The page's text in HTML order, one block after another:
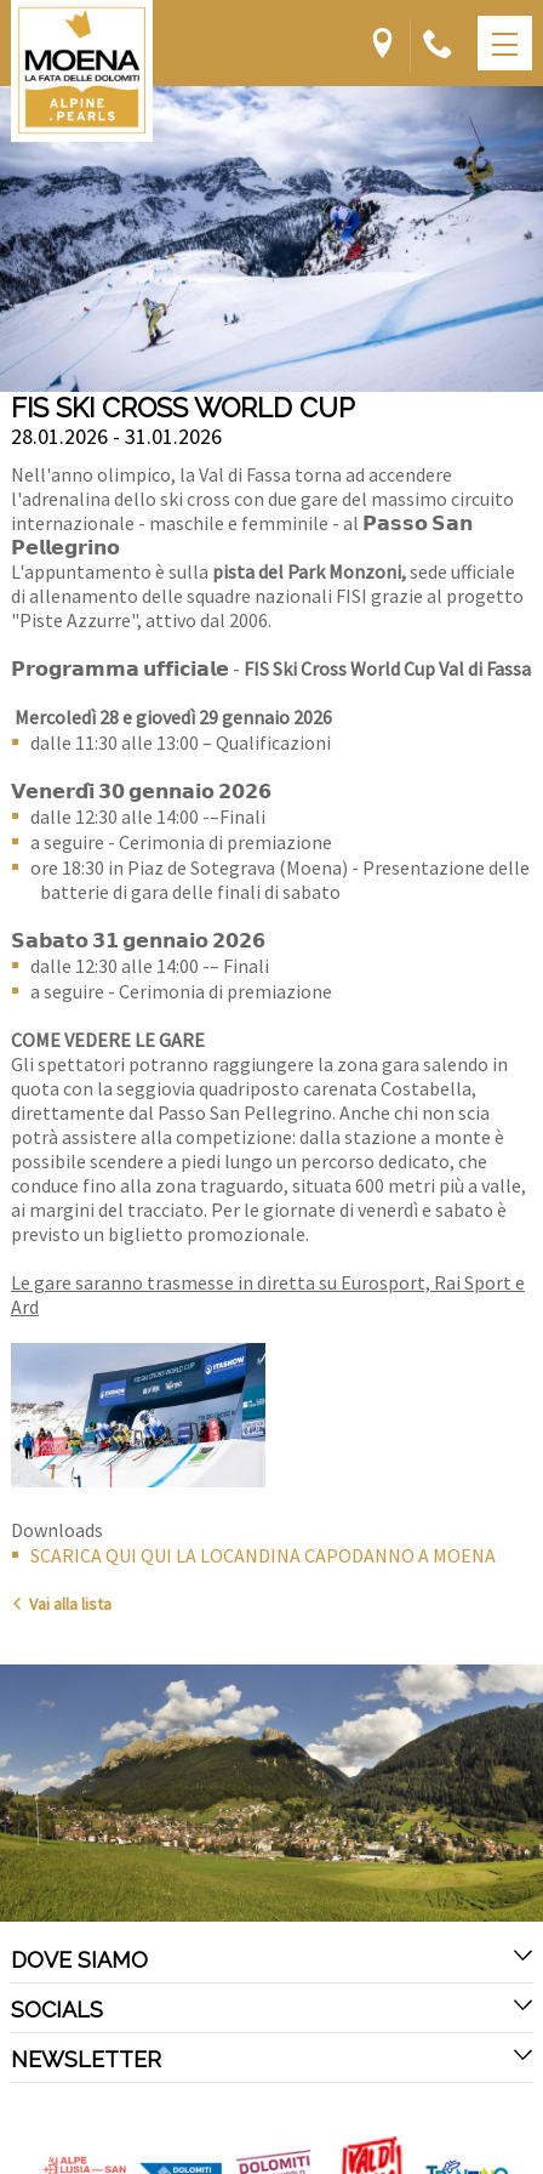
FIS SKI CROSS WORLD CUP
28.01.2026 - 31.01.2026
Nell'anno olimpico, la Val di Fassa torna ad accendere
l'adrenalina dello ski cross con due gare del massimo circuito
internazionale - maschile e femminile - al 𝗣𝗮𝘀𝘀𝗼 𝗦𝗮𝗻
𝗣𝗲𝗹𝗹𝗲𝗴𝗿𝗶𝗻𝗼
L'appuntamento è sulla pista del Park Monzoni,sede ufficiale
di allenamento delle squadre nazionali FISI grazie al progetto
"Piste Azzurre", attivo dal 2006.
𝗣𝗿𝗼𝗴𝗿𝗮𝗺𝗺𝗮 𝘂𝗳𝗳𝗶𝗰𝗶𝗮𝗹𝗲 - FIS Ski Cross World Cup Val di Fassa
Mercoledì 28 e giovedì 29 gennaio 2026
dalle 11:30 alle 13:00 – Qualificazioni
𝗩𝗲𝗻𝗲𝗿𝗱𝗶̀ 𝟯𝟬 𝗴𝗲𝗻𝗻𝗮𝗶𝗼 𝟮𝟬𝟮𝟲
dalle 12:30 alle 14:00 -–Finali
a seguire - Cerimonia di premiazione
ore 18:30 in Piaz de Sotegrava (Moena) - Presentazione delle
batterie di gara delle finali di sabato
𝗦𝗮𝗯𝗮𝘁𝗼 𝟯𝟭 𝗴𝗲𝗻𝗻𝗮𝗶𝗼 𝟮𝟬𝟮𝟲
dalle 12:30 alle 14:00 -– Finali
a seguire - Cerimonia di premiazione
COME VEDERE LE GARE
Gli spettatori potranno raggiungere la zona gara salendo in
quota con la seggiovia quadriposto carenata Costabella,
direttamente dal Passo San Pellegrino. Anche chi non scia
potrà assistere alla competizione: dalla stazione a monte è
possibile scendere a piedi lungo un percorso dedicato, che
conduce fino alla zona traguardo, situata 600 metri più a valle,
ai margini del tracciato. Per le giornate di venerdì e sabato è
previsto un biglietto promozionale.
Le gare saranno trasmesse in diretta su Eurosport, Rai Sport e
Ard
Downloads
SCARICA QUI QUI LA LOCANDINA CAPODANNO A MOENA
Vai alla lista
DOVE SIAMO
SOCIALS
NEWSLETTER